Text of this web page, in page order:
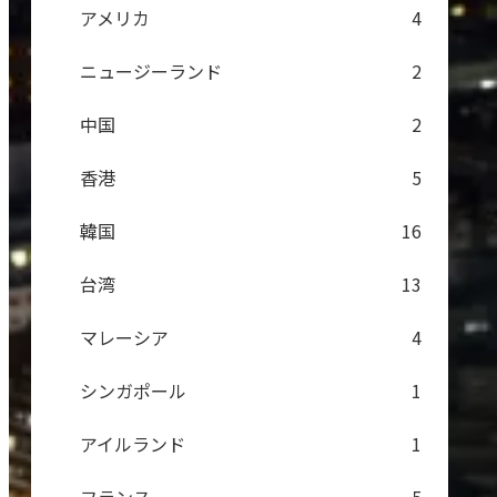
アメリカ
4
ニュージーランド
2
中国
2
香港
5
韓国
16
台湾
13
マレーシア
4
シンガポール
1
アイルランド
1